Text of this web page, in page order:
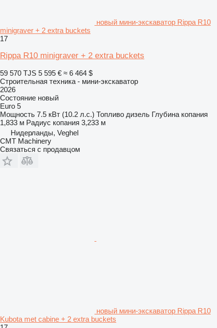
новый мини-экскаватор Rippa R10
minigraver + 2 extra buckets
17
Rippa R10 minigraver + 2 extra buckets
59 570 TJS 5 595 € ≈ 6 464 $
Строительная техника - мини-экскаватор
2026
Состояние новый
Euro 5
Мощность 7.5 кВт (10.2 л.с.) Топливо дизель Глубина копания
1,833 м Радиус копания 3,233 м
Нидерланды, Veghel
CMT Machinery
Связаться с продавцом
новый мини-экскаватор Rippa R10
Kubota met cabine + 2 extra buckets